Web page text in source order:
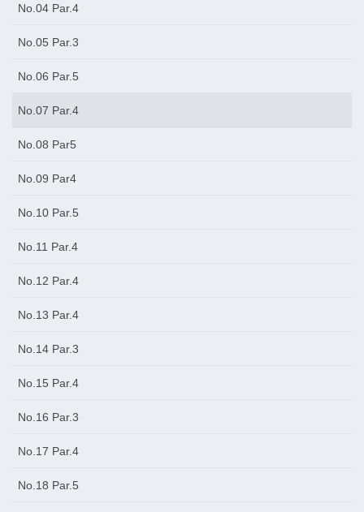
No.04 Par.4
No.05 Par.3
No.06 Par.5
No.07 Par.4
No.08 Par5
No.09 Par4
No.10 Par.5
No.11 Par.4
No.12 Par.4
No.13 Par.4
No.14 Par.3
No.15 Par.4
No.16 Par.3
No.17 Par.4
No.18 Par.5